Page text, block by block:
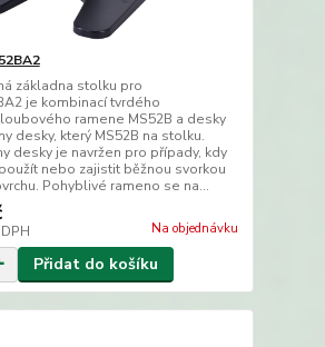
základna stolku pro
je kombinací tvrdého
ramene MS52B a desky
desky, který MS52B na stolku.
desky je navržen pro případy, kdy
nebo zajistit běžnou svorkou
Pohyblivé rameno se na...
Na objednávku
Přidat do košíku